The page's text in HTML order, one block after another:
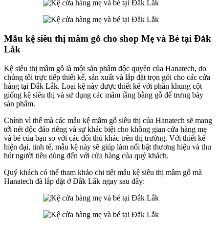
Mẫu kệ siêu thị mâm gỗ cho shop Mẹ và Bé tại Đắk
Lắk
Kệ siêu thị mâm gỗ là một sản phẩm độc quyền của Hanatech, do
chúng tôi trực tiếp thiết kế, sản xuất và lắp đặt trọn gói cho các cửa
hàng tại Đắk Lắk. Loại kệ này được thiết kế với phần khung cột
giống kệ siêu thị và sử dụng các mâm tầng bằng gỗ để trưng bày
sản phẩm.
Chính vì thế mà các mẫu kệ mâm gỗ siêu thị của Hanatech sẽ mang
tới nét độc đáo riêng và sự khác biệt cho không gian cửa hàng mẹ
và bé của bạn so với các đối thủ khác trên thị trường. Với thiết kế
hiện đại, tinh tế, mẫu kệ này sẽ giúp làm nổi bật thương hiệu và thu
hút người tiêu dùng đến với cửa hàng của quý khách.
Quý khách có thể tham khảo chi tiết mẫu kệ siêu thị mâm gỗ mà
Hanatech đã lắp đặt ở Đắk Lắk ngay sau đây: